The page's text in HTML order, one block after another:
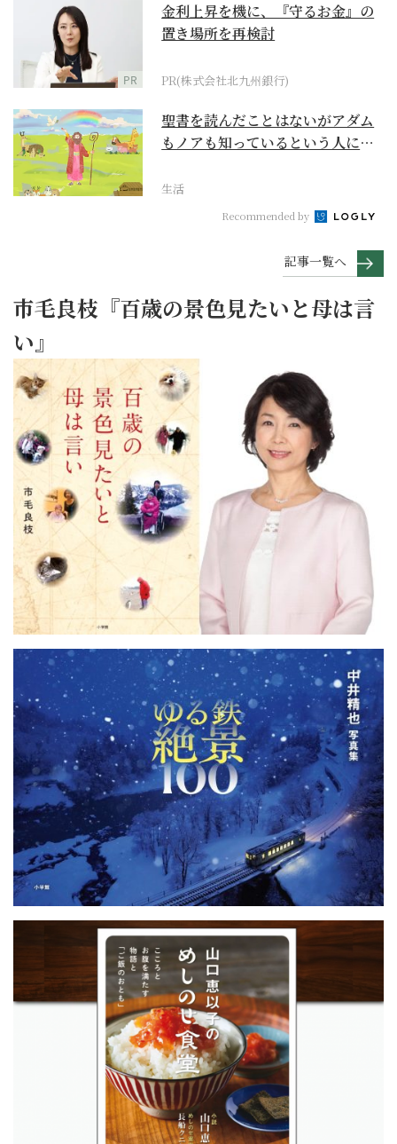
PR
金利上昇を機に、『守るお金』の
置き場所を再検討
PR(株式会社北九州銀行)
聖書を読んだことはないがアダム
もノアも知っているという人に
生活
Recommended by
記事一覧へ
市毛良枝『百歳の景色見たいと母は言
い』